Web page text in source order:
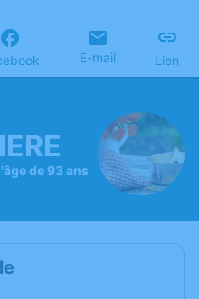
E-mail Lien
de 93 ans